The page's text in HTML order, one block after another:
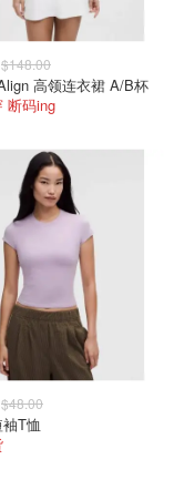
$148.00
高领连衣裙 A/B杯
断码ing
$48.00
T恤